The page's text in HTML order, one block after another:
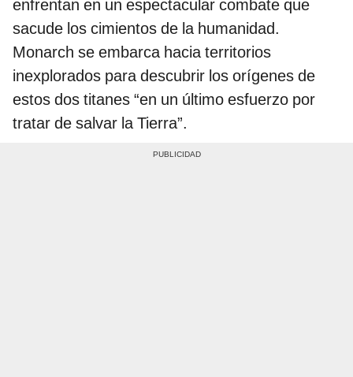
enfrentan en un espectacular combate que
sacude los cimientos de la humanidad.
Monarch se embarca hacia territorios
inexplorados para descubrir los orígenes de
estos dos titanes “en un último esfuerzo por
tratar de salvar la Tierra”.